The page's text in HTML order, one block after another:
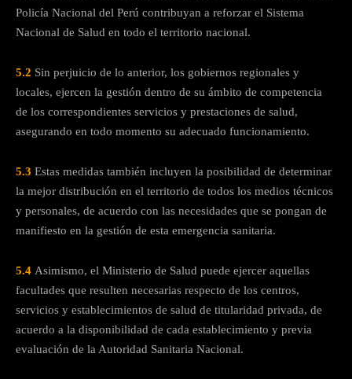
Policía Nacional del Perú contribuyan a reforzar el Sistema
Nacional de Salud en todo el territorio nacional.
5.2 Sin perjuicio de lo anterior, los gobiernos regionales y
locales, ejercen la gestión dentro de su ámbito de competencia
de los correspondientes servicios y prestaciones de salud,
asegurando en todo momento su adecuado funcionamiento.
5.3 Estas medidas también incluyen la posibilidad de determinar
la mejor distribución en el territorio de todos los medios técnicos
y personales, de acuerdo con las necesidades que se pongan de
manifiesto en la gestión de esta emergencia sanitaria.
5.4 Asimismo, el Ministerio de Salud puede ejercer aquellas
facultades que resulten necesarias respecto de los centros,
servicios y establecimientos de salud de titularidad privada, de
acuerdo a la disponibilidad de cada establecimiento y previa
evaluación de la Autoridad Sanitaria Nacional.